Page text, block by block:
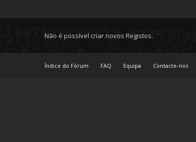
Não é possível criar novos Registos.
Índice do Fórum FAQ Equipa Contacte-nos